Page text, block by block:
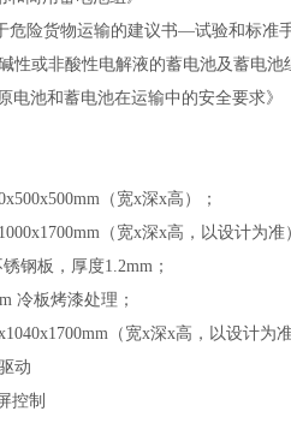
危险货物运输的建议书—试验和标准
碱性或非酸性电解液的蓄电池及蓄电池
原电池和蓄电池在运输中的安全要求》
（宽x深x高）
；
（宽x深x高，以设计为准
钢板，厚度1.2mm；
冷板烤漆处理；
（宽x深x高，以设计为准
动
控制